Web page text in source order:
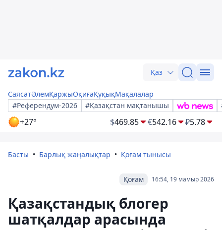
Қаз
СаясатӘлемҚаржыОқиғаҚұқықМақалалар
#Референдум-2026
#Қазақстан мақтанышы
+27° $469.85 €542.16 ₽5.78
Басты Барлық жаңалықтар Қоғам тынысы
16:54, 19 мамыр 2026
Қоғам
Қазақстандық блогер
шатқалдар арасында